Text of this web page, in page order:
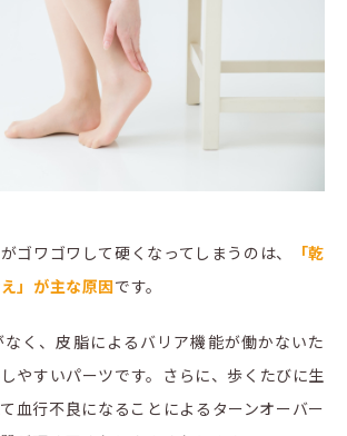
ゴワゴワして硬くなってしまうのは、
「乾
」が主な原因です。
く、皮脂によるバリア機能が働かないた
やすいパーツです。さらに、歩くたびに生
血行不良になることによるターンオーバー